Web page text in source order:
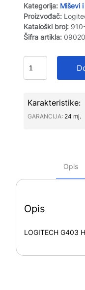
Kategorija: Miševi
Proizvođač:
Kataloški broj:
Šifra artikla:
Karakteristike:
GARANCIJA∶ 24 mj.
Opis
Opis
LOGITECH G403